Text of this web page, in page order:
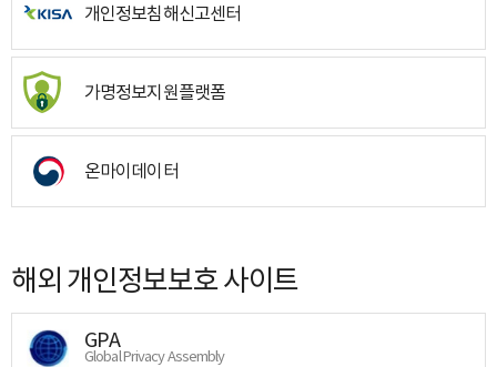
개인정보침해신고센터
가명정보지원플랫폼
온마이데이터
해외 개인정보보호 사이트
GPA
Global Privacy Assembly